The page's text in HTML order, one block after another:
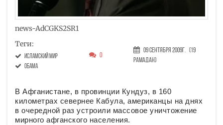
news-AdCGKS2SR1
Теги:
исламский мир
Обама
0
09 Сентября 2009г. (19
Рамадан)
В Афганистане, в провинции Кундуз, в 160
километрах севернее Кабула, американцы на днях
в очередной раз устроили массовое уничтожение
мирного афганского населения.